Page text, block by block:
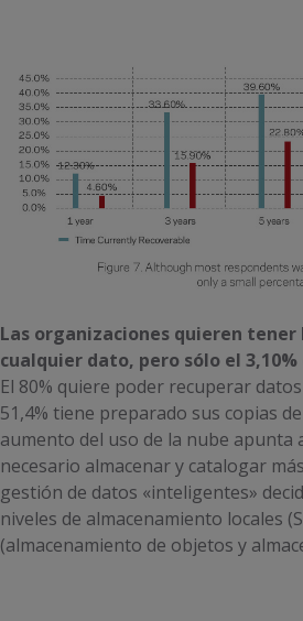
Las organizaciones quieren
cualquier dato, pero sólo el
El 80% quiere poder recuperar
51,4% tiene preparado sus copias
aumento del uso de la nube apunta
necesario almacenar y catalogar
gestión de datos «inteligentes»
niveles de almacenamiento locales
(almacenamiento de objetos y